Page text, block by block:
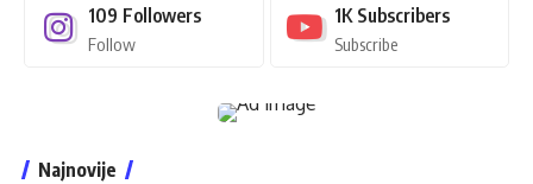
109 Followers
Follow
1K Subscribers
Subscribe
Najnovije